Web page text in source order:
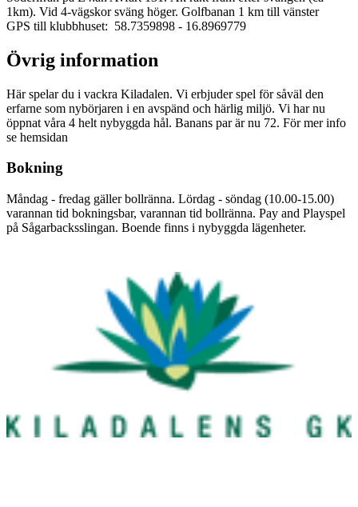
1km). Vid 4-vägskor sväng höger. Golfbanan 1 km till vänster
GPS till klubbhuset: 58.7359898 - 16.8969779
Övrig information
Här spelar du i vackra Kiladalen. Vi erbjuder spel för såväl den
erfarne som nybörjaren i en avspänd och härlig miljö. Vi har nu
öppnat våra 4 helt nybyggda hål. Banans par är nu 72. För mer info
se hemsidan
Bokning
Måndag - fredag gäller bollränna. Lördag - söndag (10.00-15.00)
varannan tid bokningsbar, varannan tid bollränna. Pay and Playspel
på Sågarbacksslingan. Boende finns i nybyggda lägenheter.